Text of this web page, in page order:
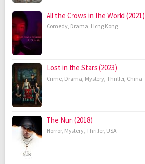
All the Crows in the World (2021)
Comedy Drama Hong Kong
Lost in the Stars (2023)
Crime Drama Mystery Thriller, China
The Nun (2018)
Horror, Mystery Thriller, USA